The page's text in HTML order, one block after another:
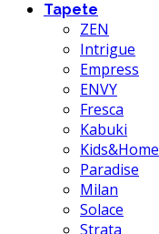
Tapete
ZEN
Intrigue
Empress
ENVY
Fresca
Kabuki
Kids&Home
Paradise
Milan
Solace
Strata